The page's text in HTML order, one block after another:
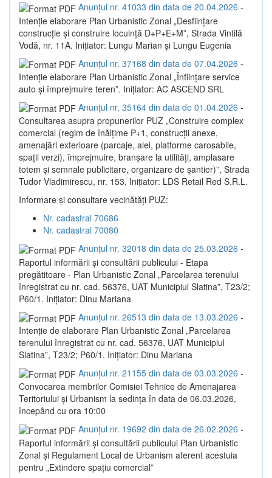
Anunțul nr. 41033 din data de 20.04.2026 -
Intenție elaborare Plan Urbanistic Zonal „Desființare
construcție și construire locuință D+P+E+M”, Strada Vintilă
Vodă, nr. 11A. Inițiator: Lungu Marian și Lungu Eugenia
Anunțul nr. 37168 din data de 07.04.2026 -
Intenție elaborare Plan Urbanistic Zonal „Înființare service
auto și împrejmuire teren”. Inițiator: AC ASCEND SRL
Anunțul nr. 35164 din data de 01.04.2026 -
Consultarea asupra propunerilor PUZ „Construire complex
comercial (regim de înălțime P+1, construcții anexe,
amenajări exterioare (parcaje, alei, platforme carosabile,
spații verzi), împrejmuire, branșare la utilități, amplasare
totem și semnale publicitare, organizare de șantier)”, Strada
Tudor Vladimirescu, nr. 153, Inițiator: LDS Retail Red S.R.L.
Informare și consultare vecinătăți PUZ:
Nr. cadastral 70686
Nr. cadastral 70080
Anunțul nr. 32018 din data de 25.03.2026 -
Raportul informării și consultării publicului - Etapa
pregătitoare - Plan Urbanistic Zonal „Parcelarea terenului
înregistrat cu nr. cad. 56376, UAT Municipiul Slatina”, T23/2;
P60/1. Inițiator: Dinu Mariana
Anunțul nr. 26513 din data de 13.03.2026 -
Intenție de elaborare Plan Urbanistic Zonal „Parcelarea
terenului înregistrat cu nr. cad. 56376, UAT Municipiul
Slatina”, T23/2; P60/1. Inițiator: Dinu Mariana
Anunțul nr. 21155 din data de 03.03.2026 -
Convocarea membrilor Comisiei Tehnice de Amenajarea
Teritoriului și Urbanism la sedința în data de 06.03.2026,
începând cu ora 10:00
Anunțul nr. 19692 din data de 26.02.2026 -
Raportul informării și consultării publicului Plan Urbanistic
Zonal și Regulament Local de Urbanism aferent acestuia
pentru „Extindere spațiu comercial”